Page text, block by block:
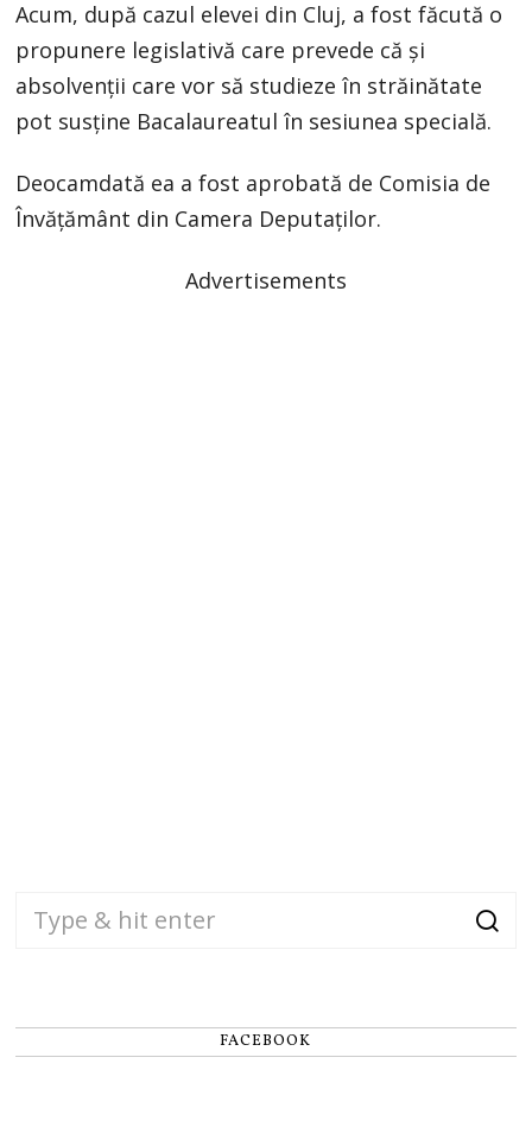
Acum, după cazul elevei din Cluj, a fost făcută o
propunere legislativă care prevede că și
absolvenții care vor să studieze în străinătate
pot susține Bacalaureatul în sesiunea specială.
Deocamdată ea a fost aprobată de Comisia de
Învățământ din Camera Deputaților.
Advertisements
FACEBOOK